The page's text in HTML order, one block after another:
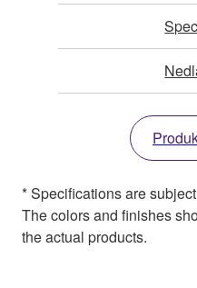
* Specifications are
The colors and finishes
the actual products.